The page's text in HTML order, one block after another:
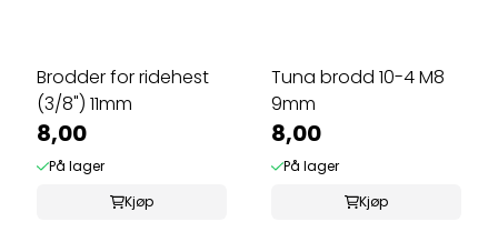
Brodder for ridehest
(3/8") 11mm
8,00
På lager
Kjøp
Tuna brodd 10-4 M8
9mm
8,00
På lager
Kjøp